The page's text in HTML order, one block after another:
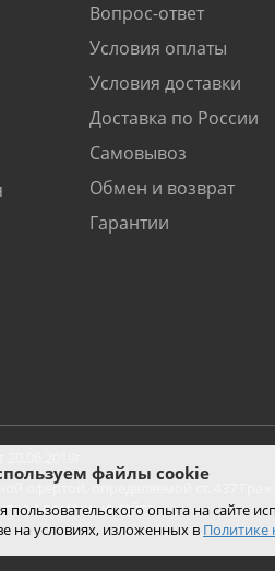
Вопрос-ответ
Условия оплаты
Условия доставки
Доставка по России
Самовывоз
Обмен и возврат
Гарантии
офертой, определяемой ст. 437
с помощью сайта.
файлы cookie
опыта на сайте
на условиях, изложенных в Политике